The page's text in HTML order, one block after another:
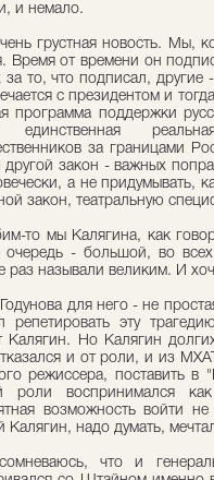
и немало.
грустная новость. Мы,
Время от времени он
за то, что подписал,
с президентом и
программа поддержки
единственная
за границами
другой закон - важных
а не придумывать,
закон, театральную
то мы Калягина, как
очередь - большой, во
раз называли великим. И
для него - не
репетировать эту
Калягин. Но Калягин
и от роли, и из
режиссера, поставить в
роли воспринимался
возможность войти
Калягин, надо думать,
что и